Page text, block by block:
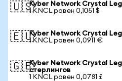
🇺🇸Kyber Network Crystal
1 KNCL равен 0,1051 $
🇪🇺Kyber Network Crystal
1 KNCL равен 0,0911 €
🇬🇧Kyber Network Crystal
стерлингов
1 KNCL равен 0,0781 £